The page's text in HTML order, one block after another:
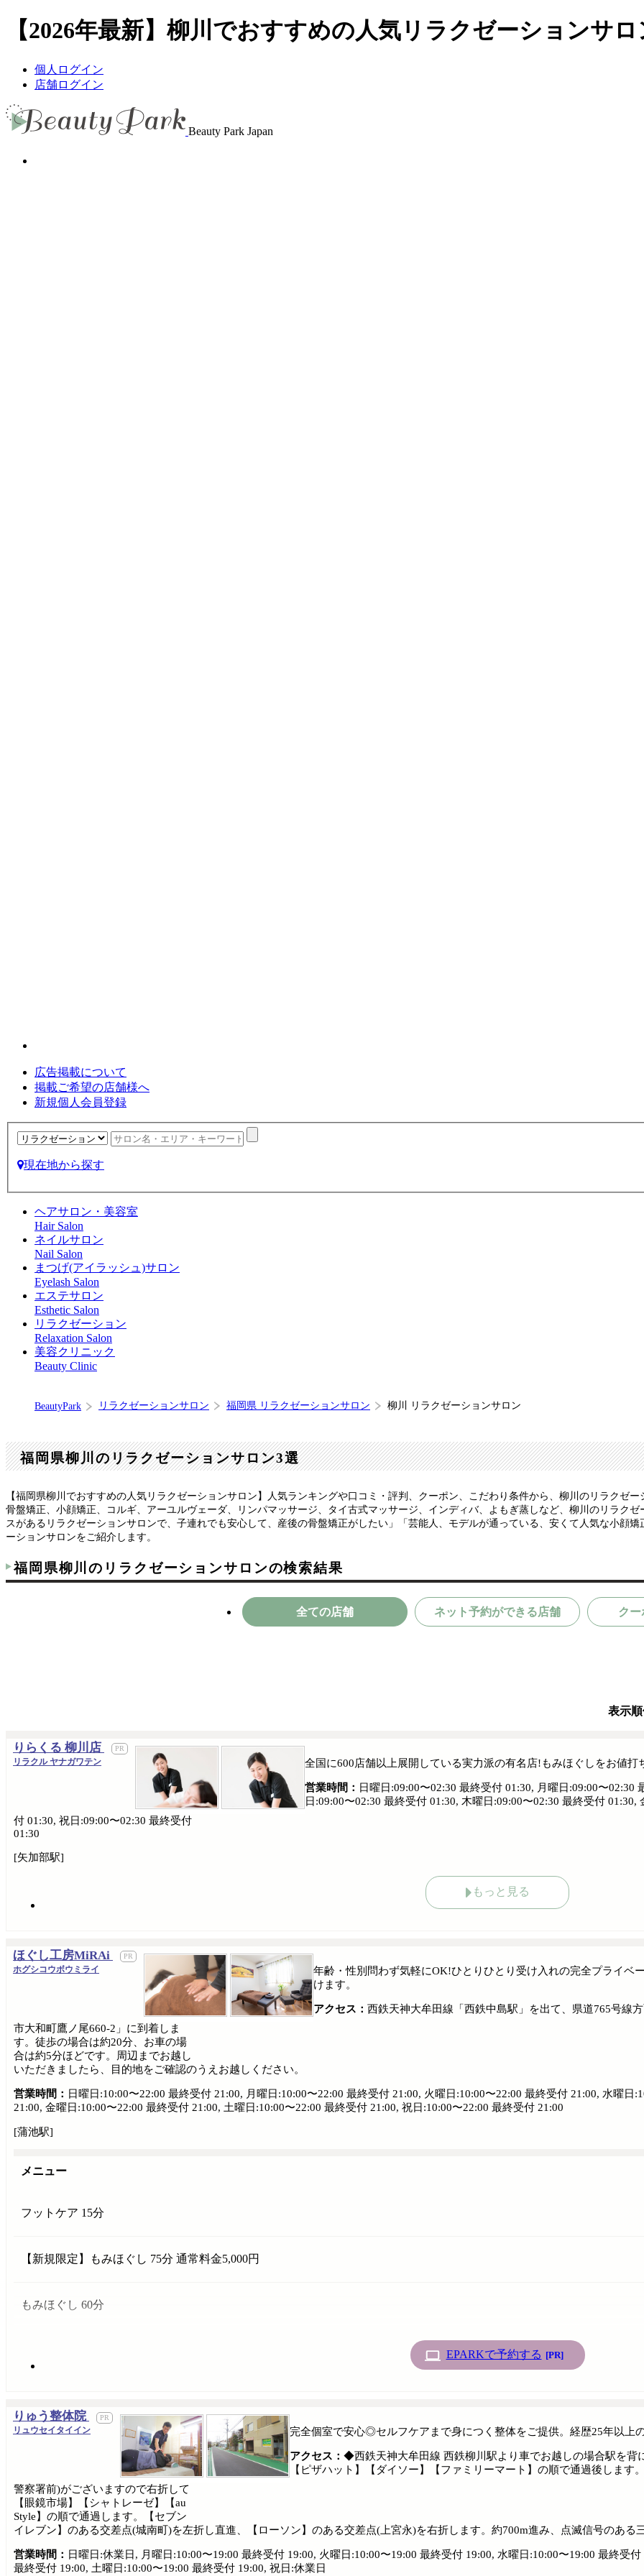
【2026年最新】柳川でおすすめの人気リラクゼーションサ
個人ログイン
店舗ログイン
Beauty Park Japan
広告掲載について
掲載ご希望の店舗様へ
新規個人会員登録
現在地から探す
ヘアサロン・美容室
Hair Salon
ネイルサロン
Nail Salon
まつげ(アイラッシュ)サロン
Eyelash Salon
エステサロン
Esthetic Salon
リラクゼーション
Relaxation Salon
美容クリニック
Beauty Clinic
BeautyPark リラクゼーションサロン 福岡県 リラクゼーションサロン 柳川 リラクゼーションサロン
福岡県柳川のリラクゼーションサロン3選
【福岡県柳川でおすすめの人気リラクゼーションサロン】人気ランキングや口コミ・評判、クーポン、こだわり条件から、柳川のリラクゼ
骨盤矯正、小顔矯正、コルギ、アーユルヴェーダ、リンパマッサージ、タイ古式マッサージ、インディバ、よもぎ蒸しなど、柳川のリラク
スがあるリラクゼーションサロンで、子連れでも安心して、産後の骨盤矯正がしたい」「芸能人、モデルが通っている、安くて人気な小顔
ーションサロンをご紹介します。
福岡県柳川のリラクゼーションサロンの検索結果
全ての店舗 ネット予約ができる店舗 クー
表示
りらくる 柳川店
リラクル ヤナガワテン 全国に600店舗以上展開している実力派の有名店!もみほぐしをお値
営業時間： 日曜日:09:00〜02:30 最終受付 01:30, 月曜日:09:00〜
日:09:00〜02:30 最終受付 01:30, 木曜日:09:00〜02:30 最終受付
付 01:30, 祝日:09:00〜02:30 最終受付
01:30
[矢加部駅]
もっと見る
ほぐし工房MiRAi
ホグシコウボウミライ
年齢・性別問わず気軽にOK!ひとりひとり受け入れの完全プライベ
けます。
アクセス： 西鉄天神大牟田線「西鉄中島駅」を出て、県道765号線
市大和町鷹ノ尾660-2」に到着しま
す。徒歩の場合は約20分、お車の場
合は約5分ほどです。周辺までお越し
いただきましたら、目的地をご確認のうえお越しください。
営業時間： 日曜日:10:00〜22:00 最終受付 21:00, 月曜日:10:00〜22:00 最終受付 21:00, 火曜日:10:00〜22:00 最終受付 21:00, 水曜日
21:00, 金曜日:10:00〜22:00 最終受付 21:00, 土曜日:10:00〜22:00 最終受付 21:00, 祝日:10:00〜22:00 最終受付 21:00
[蒲池駅]
メニュー
フットケア 15分
【新規限定】もみほぐし 75分 通常料金5,000円
もみほぐし 60分
EPARKで予約する [PR]
りゅう整体院
リュウセイタイイン 完全個室で安心◎セルフケアまで身につく整体をご提供。経歴25年以上
アクセス： ◆西鉄天神大牟田線 西鉄柳川駅より車でお越しの場合駅を背
【ピザハット】【ダイソー】【ファミリーマート】の順で通過後しま
警察署前)がございますので右折して
【眼鏡市場】【シャトレーゼ】【au
Style】の順で通過します。【セブン
イレブン】のある交差点(城南町)を左折し直進、【ローソン】のある交差点(上宮永)を右折します。約700m進み、点滅信号のある
営業時間： 日曜日:休業日, 月曜日:10:00〜19:00 最終受付 19:00, 火曜日:10:00〜19:00 最終受付 19:00, 水曜日:10:00〜19:00 最終受
最終受付 19:00, 土曜日:10:00〜19:00 最終受付 19:00, 祝日:休業日